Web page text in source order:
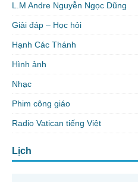
L.M Andre Nguyễn Ngọc Dũng
Giải đáp – Học hỏi
Hạnh Các Thánh
Hình ảnh
Nhạc
Phim công giáo
Radio Vatican tiếng Việt
Lịch